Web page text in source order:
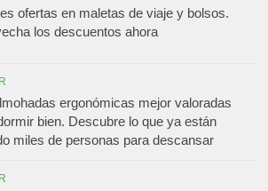
ofertas en maletas de viaje y bolsos.
los descuentos ahora
ergonómicas mejor valoradas
bien. Descubre lo que ya están
miles de personas para descansar